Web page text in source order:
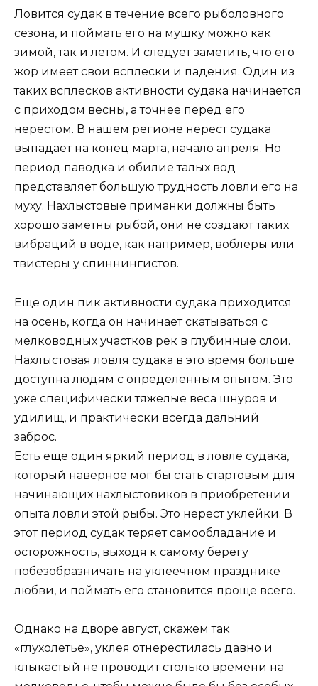
Ловится судак в течение всего рыболовного
сезона, и поймать его на мушку можно как
зимой, так и летом. И следует заметить, что его
жор имеет свои всплески и падения. Один из
таких всплесков активности судака начинается
с приходом весны, а точнее перед его
нерестом. В нашем регионе нерест судака
выпадает на конец марта, начало апреля. Но
период паводка и обилие талых вод
представляет большую трудность ловли его на
муху. Нахлыстовые приманки должны быть
хорошо заметны рыбой, они не создают таких
вибраций в воде, как например, воблеры или
твистеры у спиннингистов.
Еще один пик активности судака приходится
на осень, когда он начинает скатываться с
мелководных участков рек в глубинные слои.
Нахлыстовая ловля судака в это время больше
доступна людям с определенным опытом. Это
уже специфически тяжелые веса шнуров и
удилищ, и практически всегда дальний
заброс.
Есть еще один яркий период в ловле судака,
который наверное мог бы стать стартовым для
начинающих нахлыстовиков в приобретении
опыта ловли этой рыбы. Это нерест уклейки. В
этот период судак теряет самообладание и
осторожность, выходя к самому берегу
побезобразничать на уклеечном празднике
любви, и поймать его становится проще всего.
Однако на дворе август, скажем так
«глухолетье», уклея отнерестилась давно и
клыкастый не проводит столько времени на